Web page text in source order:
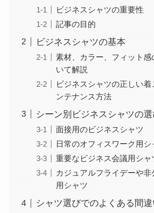
ビジネスシャツの重要性
記事の目的
ビジネスシャツの基本
素材、カラー、フィット感
いて解説
ビジネスシャツの正しい着
ンテナンス方法
シーン別ビジネスシャツの
面接用のビジネスシャツ
日常のオフィスワーク用シ
重要なビジネス会議用シャ
カジュアルフライデーや非
用シャツ
シャツ選びでのよくある間違